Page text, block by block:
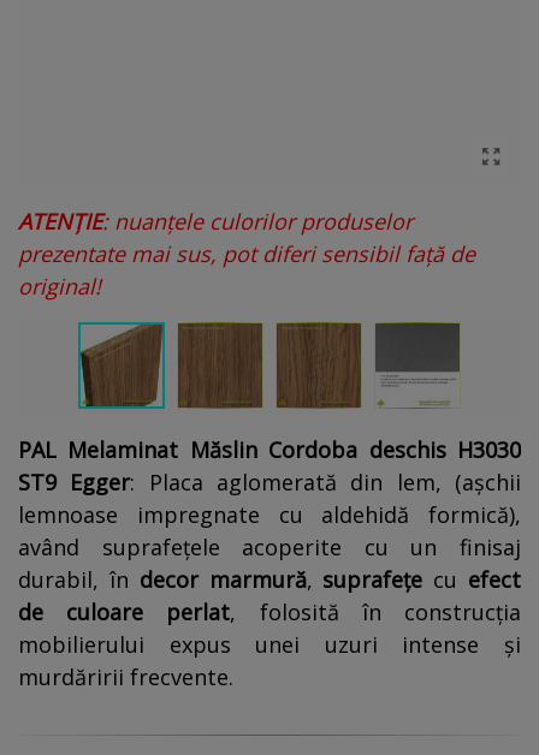
ATENȚIE: nuanțele culorilor produselor
prezentate mai sus, pot diferi sensibil față de
original!
PAL Melaminat Măslin Cordoba deschis H3030
ST9 Egger: Placa aglomerată din lem, (așchii
lemnoase impregnate cu aldehidă formică),
având suprafețele acoperite cu un finisaj
durabil, în decor marmură, suprafețe cu efect
de culoare perlat, folosită în construcția
mobilierului expus unei uzuri intense și
murdăririi frecvente.